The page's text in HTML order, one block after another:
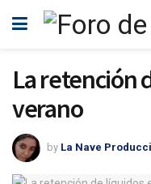
La retención
verano
by La Nave